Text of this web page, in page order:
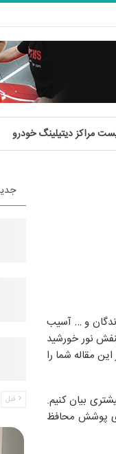
مراکز دیتیلینگ خودرو
و … آسیب
نور خورشید
مقاله شما را
بیان کنیم.
پوشش محافظ
قبل